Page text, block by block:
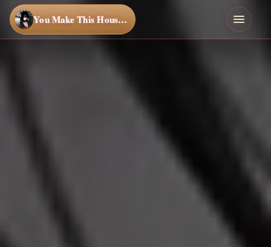
You Make This House a Home